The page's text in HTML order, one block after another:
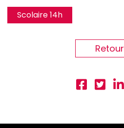
Scolaire 14h
Retour